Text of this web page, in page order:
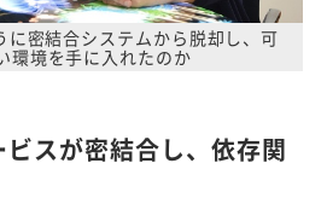
密結合システムから脱却し、可
環境を手に入れたのか
スが密結合し、依存関